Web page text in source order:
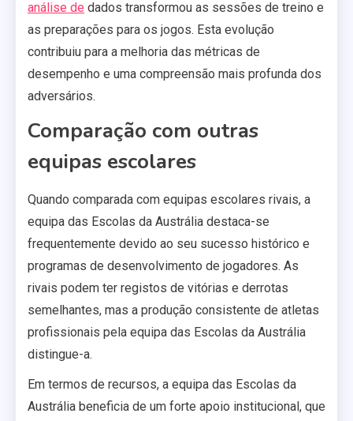
análise de dados transformou as sessões de treino e
as preparações para os jogos. Esta evolução
contribuiu para a melhoria das métricas de
desempenho e uma compreensão mais profunda dos
adversários.
Comparação com outras
equipas escolares
Quando comparada com equipas escolares rivais, a
equipa das Escolas da Austrália destaca-se
frequentemente devido ao seu sucesso histórico e
programas de desenvolvimento de jogadores. As
rivais podem ter registos de vitórias e derrotas
semelhantes, mas a produção consistente de atletas
profissionais pela equipa das Escolas da Austrália
distingue-a.
Em termos de recursos, a equipa das Escolas da
Austrália beneficia de um forte apoio institucional, que